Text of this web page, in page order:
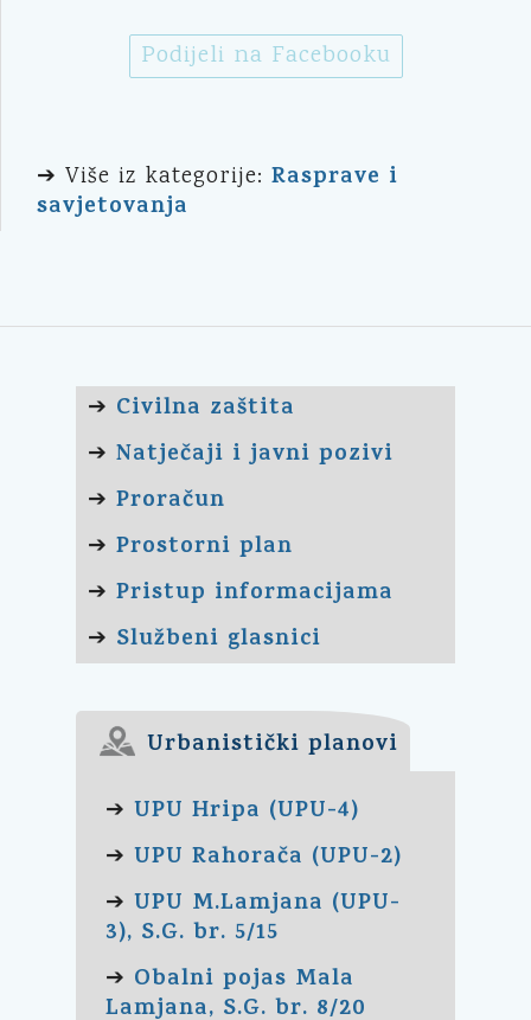
Podijeli na Facebooku
➔ Više iz kategorije: Rasprave i
savjetovanja
➔ Civilna zaštita
➔ Natječaji i javni pozivi
➔ Proračun
➔ Prostorni plan
➔ Pristup informacijama
➔ Službeni glasnici
Urbanistički planovi
➔ UPU Hripa (UPU-4)
➔ UPU Rahorača (UPU-2)
➔ UPU M.Lamjana (UPU-
3), S.G. br. 5/15
➔ Obalni pojas Mala
Lamjana, S.G. br. 8/20